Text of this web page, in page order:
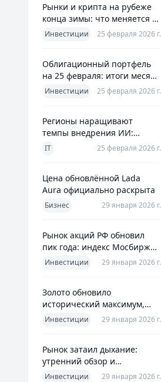
Рынки и крипта на рубеже
конца зимы: что меняется к
25 февраля 2026
Инвестиции 25 февраля 2026 г.
Облигационный портфель
на 25 февраля: итоги месяца
и планы на март
Инвестиции 25 февраля 2026 г.
Регионы наращивают
темпы внедрения ИИ:
главное из отраслевого
IT 25 февраля 2026 г.
Цена обновлённой Lada
Aura официально раскрыта
Бизнес 29 января 2026 г.
Рынок акций РФ обновил
пик года: индекс Мосбиржи
на новом максимуме 2026-го
Инвестиции 29 января 2026 г.
Золото обновило
исторический максимум,
превысив планку в $5600 за
Инвестиции 29 января 2026 г.
Рынок затаил дыхание:
утренний обзор и
ориентиры для инвесторов
Инвестиции 29 января 2026 г.